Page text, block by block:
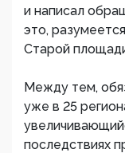
и написал
это,
Старой
Между тем,
уже в 25
последствиях